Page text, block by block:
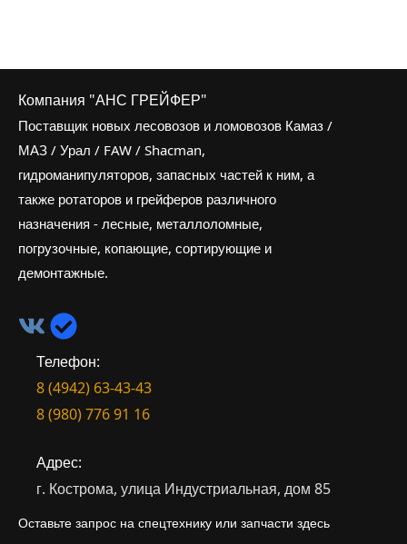
Компания "АНС ГРЕЙФЕР"
Поставщик новых лесовозов и ломовозов Камаз /
МАЗ / Урал / FAW / Shacman,
гидроманипуляторов, запасных частей к ним, а
также ротаторов и грейферов различного
назначения - лесные, металлоломные,
погрузочные, копающие, сортирующие и
демонтажные.
Телефон:
8 (4942) 63-43-43
8 (980) 776 91 16
Адрес:
г. Кострома, улица Индустриальная, дом 85
Оставьте запрос на спецтехнику или запчасти здесь